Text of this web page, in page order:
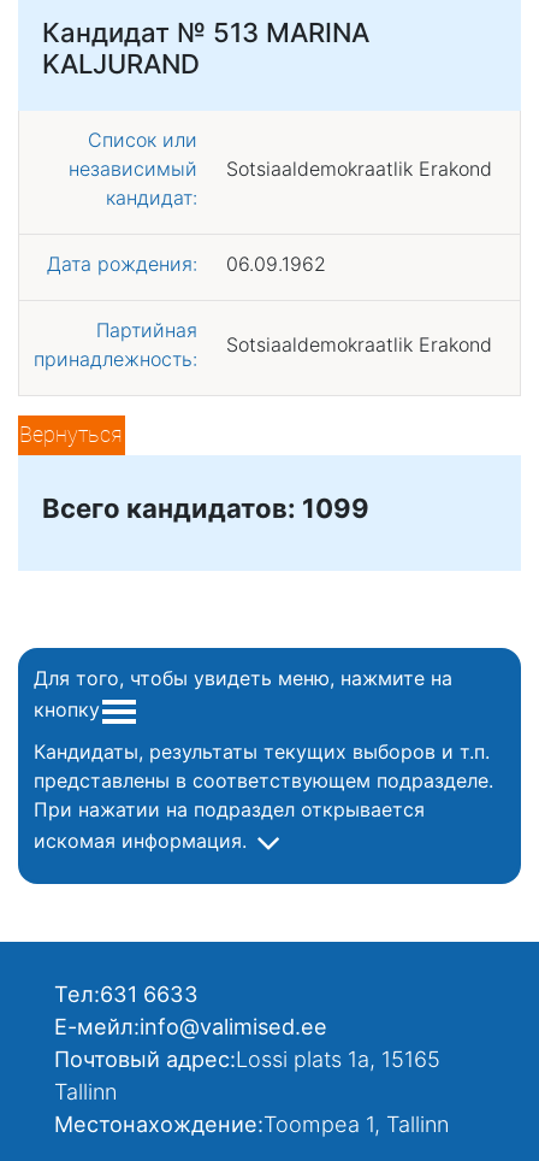
Кандидат № 513 MARINA
KALJURAND
Список или
независимый
кандидат:
Sotsiaaldemokraatlik Erakond
Дата рождения: 06.09.1962
Партийная
принадлежность:
Sotsiaaldemokraatlik Erakond
Вернуться
Всего кандидатов: 1099
Для того, чтобы увидеть меню, нажмите на
кнопку
Кандидаты, результаты текущих выборов и т.п.
представлены в соответствующем подразделе.
При нажатии на подраздел открывается
искомая информация.
Тел:631 6633
Е-мейл:info@valimised.ee
Почтовый адрес:Lossi plats 1a, 15165
Tallinn
Местонахождение:Toompea 1, Tallinn